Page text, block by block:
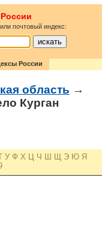
почтовый индекс:
России
область →
Курган
У Ф Х Ц Ч Ш Щ Э Ю Я